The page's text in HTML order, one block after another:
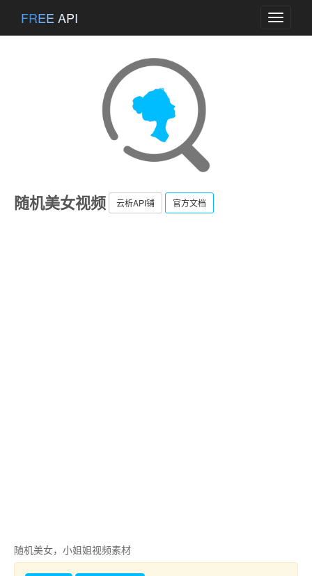
Toggle
FREE API
随机美女视频 云析API铺 官方文档
随机美女，小姐姐视频素材